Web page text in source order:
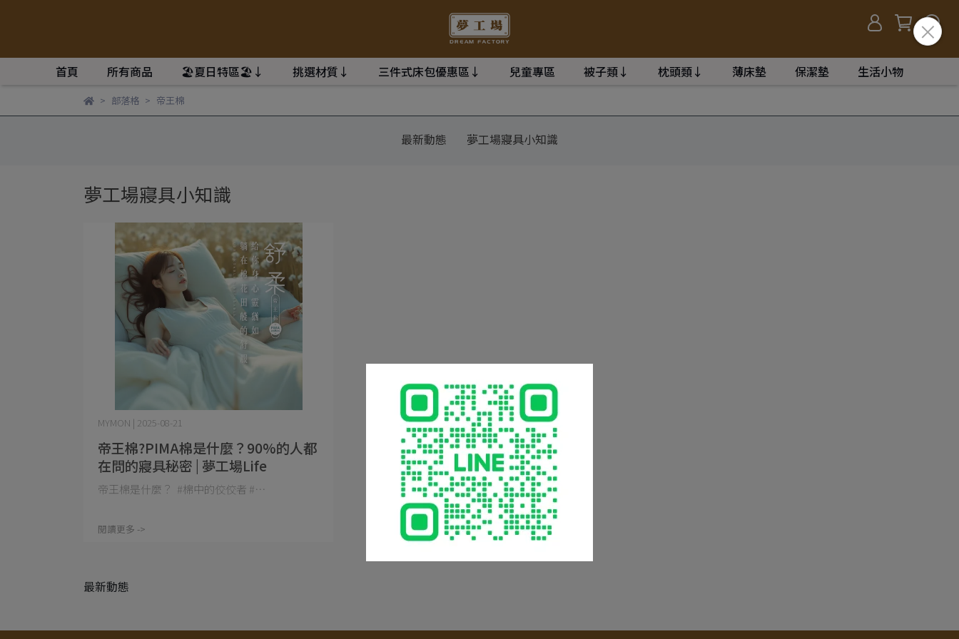
首頁 所有商品 🏖️夏日特區🏖️↓ 挑選材質↓ 三件式床包優惠區↓ 兒童專區 被子類↓ 枕頭類↓ 薄床墊 保潔墊 生活小物
部落格 帝王棉
最新動態 夢工場寢具小知識
夢工場寢具小知識
帝王棉?PIMA棉是什麼？90%的人都
在問的寢具秘密 | 夢工場Life
MYMON | 2025-08-21
帝王棉是什麼？ #棉中的佼佼者 #⋯
閱讀更多 ->
最新動態